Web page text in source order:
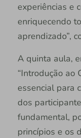
experiências e
enriquecendo
aprendizado”,
A quinta aula,
“Introdução ao
essencial para
dos
fundamental,
princípios e os